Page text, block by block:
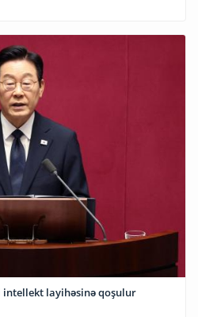
intellekt layihəsinə qoşulur